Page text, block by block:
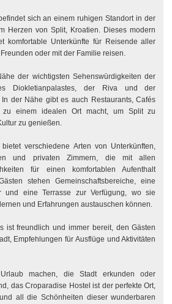
sich an einem ruhigen Standort in der
Herzen von Split, Kroatien. Dieses modern
komfortable Unterkünfte für Reisende aller
oder mit der Familie reisen.
der wichtigsten Sehenswürdigkeiten der
Diokletianpalastes, der Riva und der
der Nähe gibt es auch Restaurants, Cafés
zu einem idealen Ort macht, um Split zu
zu genießen.
verschiedene Arten von Unterkünften,
und privaten Zimmern, die mit allen
für einen komfortablen Aufenthalt
stehen Gemeinschaftsbereiche, eine
und eine Terrasse zur Verfügung, wo sie
und Erfahrungen austauschen können.
ist freundlich und immer bereit, den Gästen
Empfehlungen für Ausflüge und Aktivitäten
machen, die Stadt erkunden oder
das Croparadise Hostel ist der perfekte Ort,
all die Schönheiten dieser wunderbaren